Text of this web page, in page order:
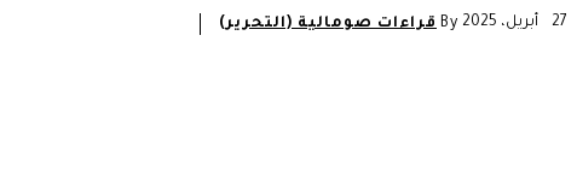
27 أبريل، 2025 By قراءات صومالية (التحرير)